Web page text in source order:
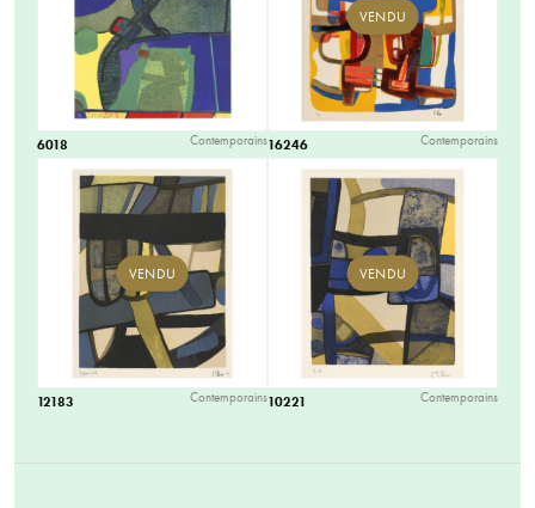
6018 Contemporains
VENDU
16246 Contemporains
VENDU
12183 Contemporains
VENDU
10221 Contemporains